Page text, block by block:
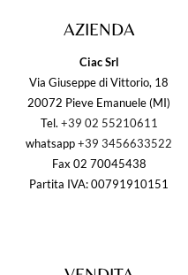
AZIENDA
Ciac Srl
Via Giuseppe di Vittorio, 18
20072 Pieve Emanuele (MI)
Tel. +39 02 55210611
whatsapp+39 3456633522
Fax 02 70045438
Partita IVA: 00791910151